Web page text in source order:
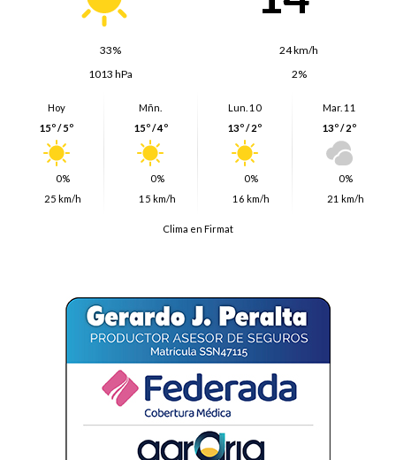
33%
24 km/h
1013 hPa
2%
Hoy
15º / 5º
0%
25 km/h
Mñn.
15º / 4º
0%
15 km/h
Lun. 10
13º / 2º
0%
16 km/h
Mar. 11
13º / 2º
0%
21 km/h
Clima en Firmat